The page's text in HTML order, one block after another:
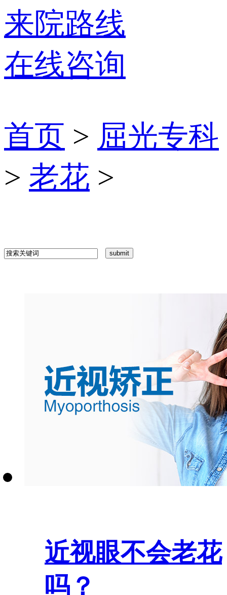
来院路线
在线咨询
首页 > 屈光专科
> 老花 >
近视眼不会老花
吗？